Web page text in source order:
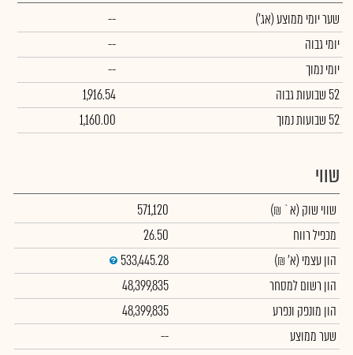
שער יומי ממוצע(אג')
--
יומי גבוה
--
יומי נמוך
--
52 שבועות גבוה
1,916.54
52 שבועות נמוך
1,160.00
שווי
שווי שוק (א` ₪)
571,120
מכפיל רווח
26.50
הון עצמי (א' ₪)
533,445.28
הון רשום למסחר
48,399,835
הון מונפק ונפרע
48,399,835
שער ממוצע
--